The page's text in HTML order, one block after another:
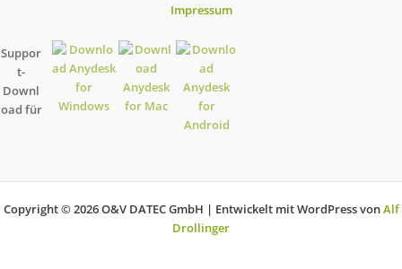
Impressum
Suppor
t-
Downl
oad für
Copyright © 2026 O&V DATEC GmbH | Entwickelt mit WordPress vonAlf
Drollinger